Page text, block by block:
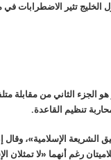
الخليج تثير الاضطرابات
الجزء الثاني من مقابلة
تنظيم القاعدة.
الشريعة الإسلامية»، وقال
رغم أنهما «لا تمثلان